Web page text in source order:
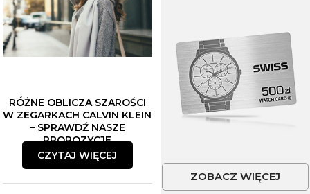
RÓŻNE OBLICZA SZAROŚCI
W ZEGARKACH CALVIN KLEIN
– SPRAWDŹ NASZE
PROPOZYCJE
CZYTAJ WIĘCEJ
ZOBACZ WIĘCEJ